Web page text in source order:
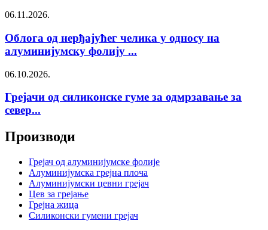
06.11.2026.
Облога од нерђајућег челика у односу на
алуминијумску фолију ...
06.10.2026.
Грејачи од силиконске гуме за одмрзавање за
север...
Производи
Грејач од алуминијумске фолије
Алуминијумска грејна плоча
Алуминијумски цевни грејач
Цев за грејање
Грејна жица
Силиконски гумени грејач